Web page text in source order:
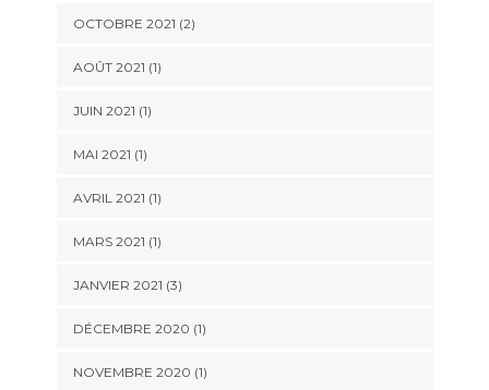
OCTOBRE 2021 (2)
AOÛT 2021 (1)
JUIN 2021 (1)
MAI 2021 (1)
AVRIL 2021 (1)
MARS 2021 (1)
JANVIER 2021 (3)
DÉCEMBRE 2020 (1)
NOVEMBRE 2020 (1)